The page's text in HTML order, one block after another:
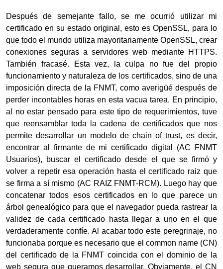
Después de semejante fallo, se me ocurrió utilizar mi
certificado en su estado original, esto es OpenSSL, para lo
que todo el mundo utiliza mayoritariamente OpenSSL, crear
conexiones seguras a servidores web mediante HTTPS.
También fracasé. Esta vez, la culpa no fue del propio
funcionamiento y naturaleza de los certificados, sino de una
imposición directa de la FNMT, como averigüé después de
perder incontables horas en esta vacua tarea. En principio,
al no estar pensado para este tipo de requerimientos, tuve
que reensamblar toda la cadena de certificados que nos
permite desarrollar un modelo de chain of trust, es decir,
encontrar al firmante de mi certificado digital (AC FNMT
Usuarios), buscar el certificado desde el que se firmó y
volver a repetir esa operación hasta el certificado raiz que
se firma a sí mismo (AC RAIZ FNMT-RCM). Luego hay que
concatenar todos esos certificados en lo que parece un
árbol genealógico para que el navegador pueda rastrear la
validez de cada certificado hasta llegar a uno en el que
verdaderamente confíe. Al acabar todo este peregrinaje, no
funcionaba porque es necesario que el common name (CN)
del certificado de la FNMT coincida con el dominio de la
web segura que queramos desarrollar. Obviamente, el CN